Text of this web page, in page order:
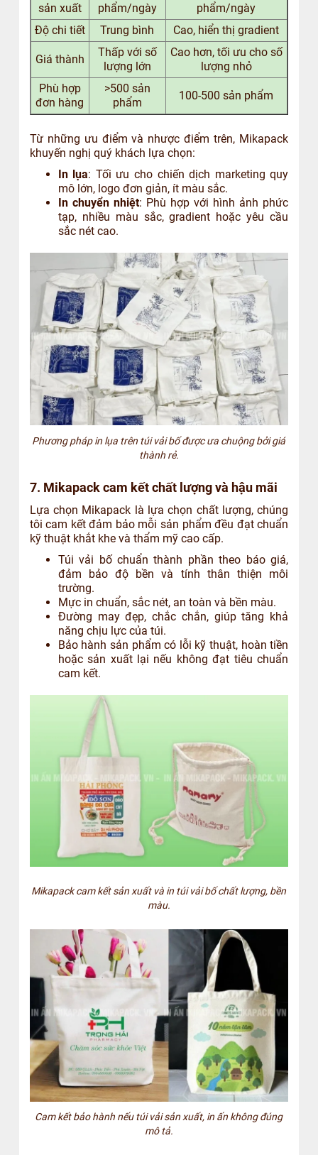
sản xuất
phẩm/ngày
phẩm/ngày
Độ chi tiết
Trung bình Cao, hiển thị gradient
Giá thành
Thấp với số
lượng lớn
Cao hơn, tối ưu cho số
lượng nhỏ
Phù hợp
đơn hàng
>500 sản
phẩm
100-500 sản phẩm
Từ những ưu điểm và nhược điểm trên, Mikapack
khuyến nghị quý khách lựa chọn:
In lụa: Tối ưu cho chiến dịch marketing quy
mô lớn, logo đơn giản, ít màu sắc.
In chuyển nhiệt: Phù hợp với hình ảnh phức
tạp, nhiều màu sắc, gradient hoặc yêu cầu
sắc nét cao.
Phương pháp in lụa trên túi vải bố được ưa chuộng bởi giá
thành rẻ.
7. Mikapack cam kết chất lượng và hậu mãi
Lựa chọn Mikapack là lựa chọn chất lượng, chúng
tôi cam kết đảm bảo mỗi sản phẩm đều đạt chuẩn
kỹ thuật khắt khe và thẩm mỹ cao cấp.
Túi vải bố chuẩn thành phần theo báo giá,
đảm bảo độ bền và tính thân thiện môi
trường.
Mực in chuẩn, sắc nét, an toàn và bền màu.
Đường may đẹp, chắc chắn, giúp tăng khả
năng chịu lực của túi.
Bảo hành sản phẩm có lỗi kỹ thuật, hoàn tiền
hoặc sản xuất lại nếu không đạt tiêu chuẩn
cam kết.
Mikapack cam kết sản xuất và in túi vải bố chất lượng, bền
màu.
Cam kết bảo hành nếu túi vải sản xuất, in ấn không đúng
mô tả.